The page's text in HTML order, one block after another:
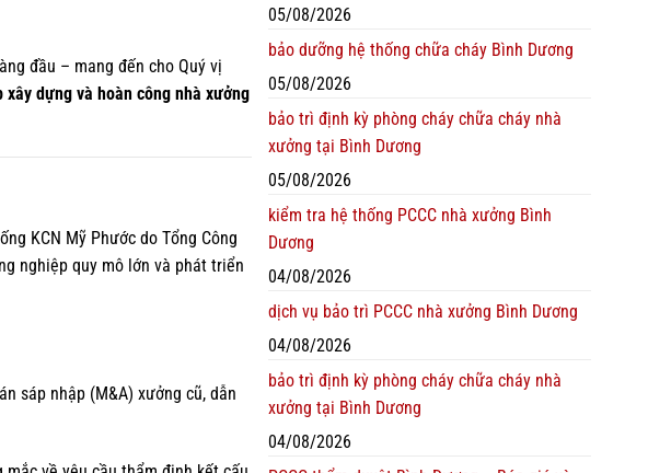
đầu – mang đến cho Quý vị
xây dựng và hoàn công nhà xưởng
KCN Mỹ Phước do Tổng Công
nghiệp quy mô lớn và phát triển
sáp nhập (M&A) xưởng cũ, dẫn
05/08/2026
bảo dưỡng hệ thống chữa cháy Bình Dương
05/08/2026
bảo trì định kỳ phòng cháy chữa cháy nhà
xưởng tại Bình Dương
05/08/2026
kiểm tra hệ thống PCCC nhà xưởng Bình
Dương
04/08/2026
dịch vụ bảo trì PCCC nhà xưởng Bình Dương
04/08/2026
bảo trì định kỳ phòng cháy chữa cháy nhà
xưởng tại Bình Dương
04/08/2026